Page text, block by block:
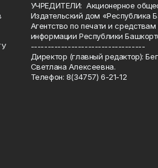
УЧРЕДИТЕЛИ: Акционерное
Издательский дом «Республика
Агентство по печати и
информации Республики
----------------------------------
Директор (главный редактор):
Светлана Алексеевна.
Телефон: 8(34757) 6-21-12